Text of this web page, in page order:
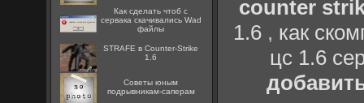
Как сделать чтоб с
сервака скачивались Wad
файлы
STRAFE в Counter-Strike
1.6
Советы юным
подрывникам-саперам
counter
1.6, как
цс 1.6